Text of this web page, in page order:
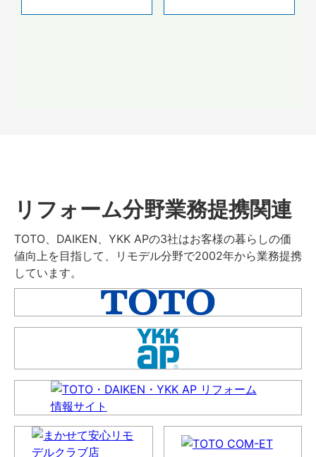
リフォーム分野業務提携関連
TOTO、DAIKEN、YKK APの3社はお客様の暮らしの価
値向上を目指して、リモデル分野で2002年から業務提携
しています。